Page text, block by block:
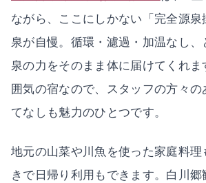
ながら、ここにしかない「完全源
泉が自慢。循環・濾過・加温なし
泉の力をそのまま体に届けてくれ
囲気の宿なので、スタッフの方々の
てなしも魅力のひとつです。
地元の山菜や川魚を使った家庭料
きで日帰り利用もできます。白川